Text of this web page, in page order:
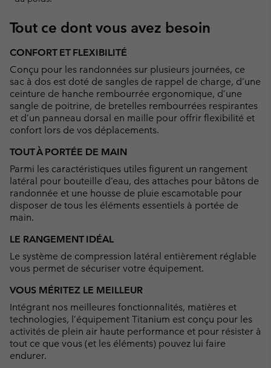
Tout ce dont vous avez besoin
CONFORT ET FLEXIBILITÉ
Conçu pour les randonnées sur plusieurs journées, ce
sac à dos est doté de sangles de rappel de charge, d’une
ceinture de hanche rembourrée ergonomique, d’une
sangle de poitrine, de bretelles rembourrées respirantes
et d’un panneau dorsal en maille pour offrir flexibilité et
confort lors de vos déplacements.
TOUT À PORTÉE DE MAIN
Parmi les caractéristiques utiles figurent un rangement
latéral pour bouteille d’eau, des attaches pour bâtons de
randonnée et une housse de pluie escamotable pour
disposer de tous les éléments essentiels à portée de
main.
LE RANGEMENT IDÉAL
Le système de compression latéral entièrement réglable
vous permet de sécuriser votre équipement.
VOUS MÉRITEZ LE MEILLEUR
Intégrant nos meilleures fonctionnalités, matières et
technologies, l’équipement Titanium est conçu pour les
activités de plein air haute performance et pour résister à
tout ce que vous (et les éléments) pouvez lui faire
endurer.